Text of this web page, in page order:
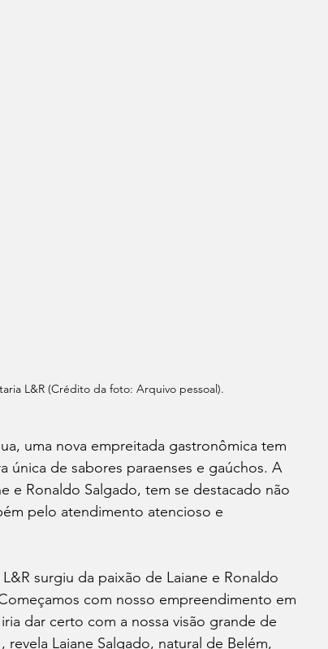
L&R (Crédito da foto: Arquivo pessoal).
uma nova empreitada gastronômica tem
única de sabores paraenses e gaúchos. A
e Ronaldo Salgado, tem se destacado não
pelo atendimento atencioso e
surgiu da paixão de Laiane e Ronaldo
com nosso empreendimento em
dar certo com a nossa visão grande de
Laiane Salgado, natural de Belém,